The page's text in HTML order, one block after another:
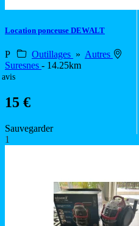
Location ponceuse DEWALT
P Outillages » Autres
Suresnes - 14.25km
avis
15 €
Sauvegarder
1